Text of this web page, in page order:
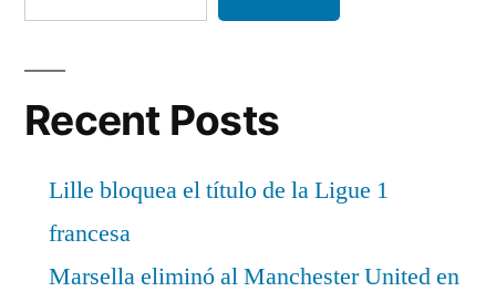
Recent Posts
Lille bloquea el título de la Ligue 1
francesa
Marsella eliminó al Manchester United en